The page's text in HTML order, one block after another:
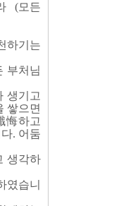
(모든
하기는
부처님
생기고
쌓으면
悔하고
. 어둠
생각하
였습니